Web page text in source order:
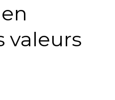
valeurs